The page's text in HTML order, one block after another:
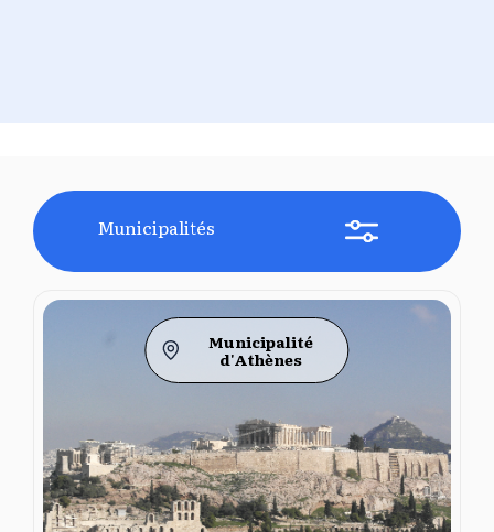
Municipalités
Municipalité
d'Athènes